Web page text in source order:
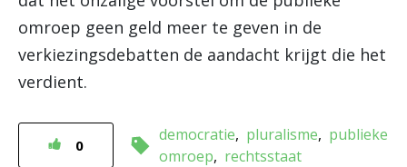
omroep geen geld meer te geven in de
verkiezingsdebatten de aandacht krijgt die het
verdient.
0
democratie pluralisme
publieke
omroep
rechtsstaat